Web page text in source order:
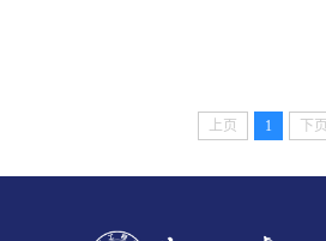
上页 1 下页